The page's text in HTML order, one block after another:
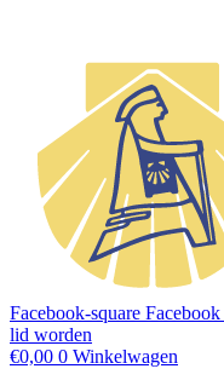
Facebook-square Facebook
lid worden
€0,00 0 Winkelwagen